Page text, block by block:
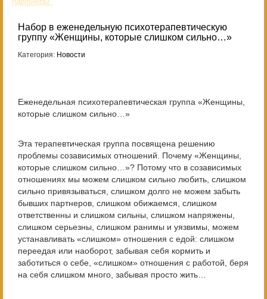
Набор в еженедельную психотерапевтическую
группу «Женщины, которые слишком сильно…»
Категория: Новости
Еженедельная психотерапевтическая группа «Женщины,
которые слишком сильно…»
Эта терапевтическая группа посвящена решению
проблемы созависимых отношений. Почему «Женщины,
которые слишком сильно…»? Потому что в созависимых
отношениях мы можем слишком сильно любить, слишком
сильно привязываться, слишком долго не можем забыть
бывших партнеров, слишком обижаемся, слишком
ответственны и слишком сильны, слишком напряжены,
слишком серьезны, слишком ранимы и уязвимы, можем
устанавливать «слишком» отношения с едой: слишком
переедая или наоборот, забывая себя кормить и
заботиться о себе, «слишком» отношения с работой, беря
на себя слишком много, забывая просто жить…